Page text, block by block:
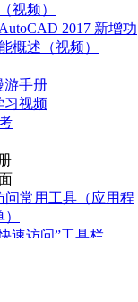
（视频）
AutoCAD 2017 新增功
概述（视频）
游手册
习视频
问常用工具（应用程
速访问”工具栏